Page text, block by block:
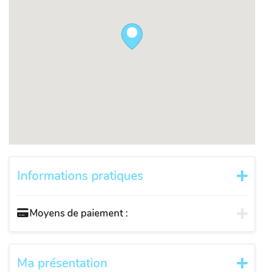
Informations pratiques
Moyens de paiement :
Ma présentation